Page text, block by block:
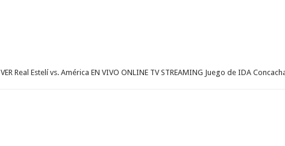
VER Real Estelí vs. América EN VIVO ONLINE TV STREAMING Juego de IDA